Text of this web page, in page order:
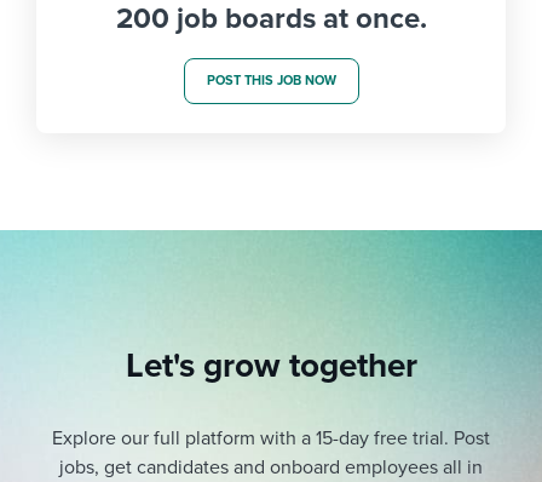
200 job boards at once.
POST THIS JOB NOW
Let's grow together
Explore our full platform with a 15-day free trial. Post
jobs, get candidates and onboard employees all in